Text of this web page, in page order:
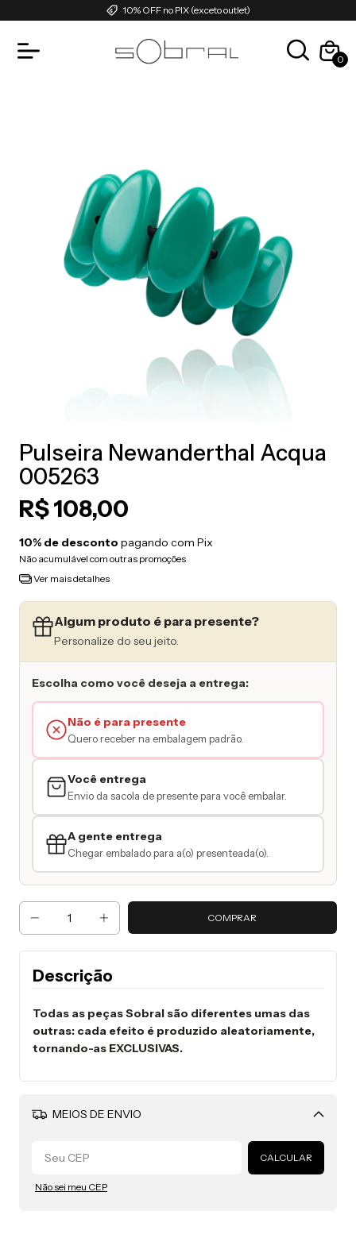
10% OFF no PIX (exceto outlet)
0
Pulseira Newanderthal Acqua
005263
R$ 108,00
10% de desconto pagando com Pix
Não acumulável com outras promoções
Ver mais detalhes
Algum produto é para presente?
Personalize do seu jeito.
Escolha como você deseja a entrega:
Não é para presente
Quero receber na embalagem padrão.
Você entrega
Envio da sacola de presente para você embalar.
A gente entrega
Chegar embalado para a(o) presenteada(o).
Descrição
Todas as peças Sobral são diferentes umas das
outras: cada efeito é produzido aleatoriamente,
tornando-as EXCLUSIVAS.
MEIOS DE ENVIO
Alterar CEP
CALCULAR
Não sei meu CEP